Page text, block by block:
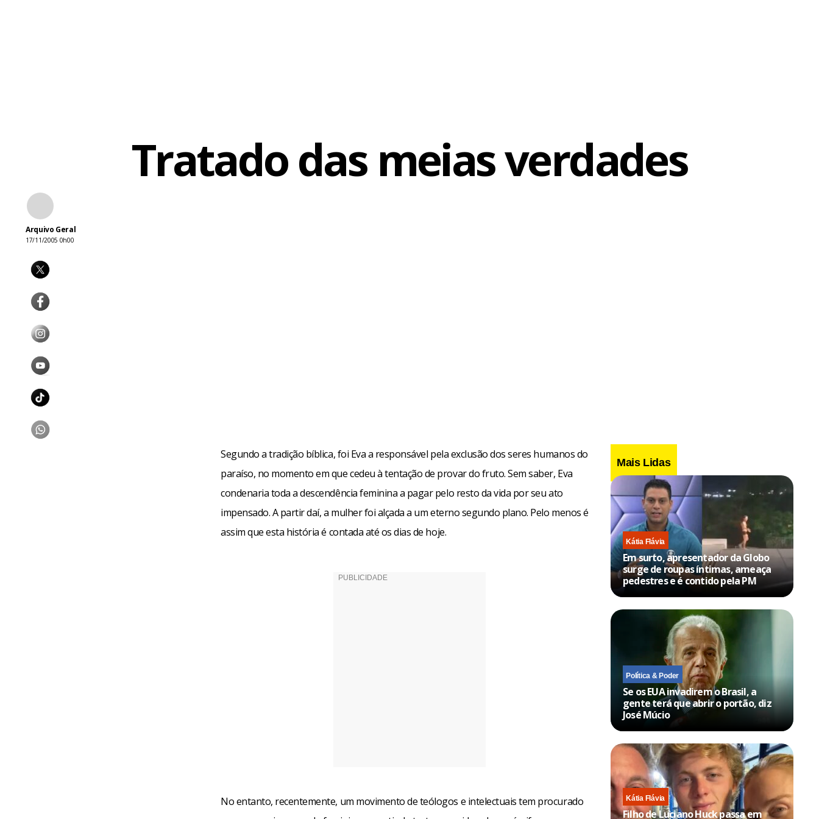
sociedade. O começo foi o livro O Poder do Mito, de Joseph Campbell, que de uma
maneira poética e mágica transporta o leitor para os mitos que estão dentro de cada
um. Entre eles o de nascer e morrer.
remontar este quebra-cabeça e descobrir como o Cristianismo conspirou para que a
textos para tentar entender os buracos que encontro quando leio a Bíblia”, explica.
Tratado das meias verdades
Arquivo Geral
17/11/2005 0h00
Segundo a tradição bíblica, foi Eva a responsável pela exclusão dos seres humanos do
paraíso, no momento em que cedeu à tentação de provar do fruto. Sem saber, Eva
condenaria toda a descendência feminina a pagar pelo resto da vida por seu ato
impensado. A partir daí, a mulher foi alçada a um eterno segundo plano. Pelo menos é
assim que esta história é contada até os dias de hoje.
No entanto, recentemente, um movimento de teólogos e intelectuais tem procurado
Mais Lidas
Kátia Flávia
Em surto, apresentador da Globo
surge de roupas íntimas, ameaça
pedestres e é contido pela PM
Política & Poder
Se os EUA invadirem o Brasil, a
gente terá que abrir o portão, diz
José Múcio
Kátia Flávia
Filho de Luciano Huck passa em